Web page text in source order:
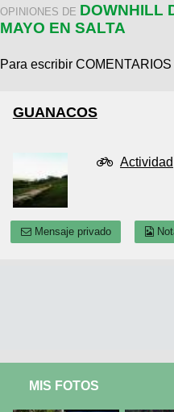
OPINIONES DE DOWNHILL
MAYO EN SALTA
Para escribir
GUANACOS
Actividad
Mensaje privado
MIS FOTOS